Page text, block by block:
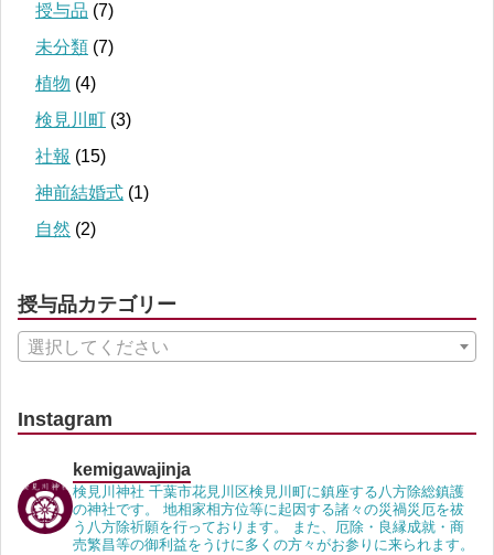
授与品 (7)
未分類 (7)
植物 (4)
検見川町 (3)
社報 (15)
神前結婚式 (1)
自然 (2)
授与品カテゴリー
選択してください
Instagram
kemigawajinja
検見川神社 千葉市花見川区検見川町に鎮座する八方除総鎮護
の神社です。 地相家相方位等に起因する諸々の災禍災厄を祓
う八方除祈願を行っております。 また、厄除・良縁成就・商
売繁昌等の御利益をうけに多くの方々がお参りに来られます。